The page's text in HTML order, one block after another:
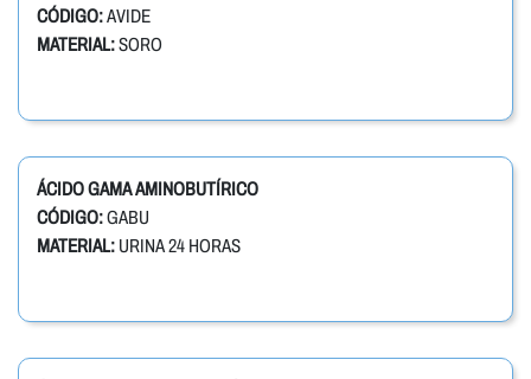
CÓDIGO:AVIDE
MATERIAL:SORO
ÁCIDO GAMA AMINOBUTÍRICO
CÓDIGO:GABU
MATERIAL: URINA 24 HORAS